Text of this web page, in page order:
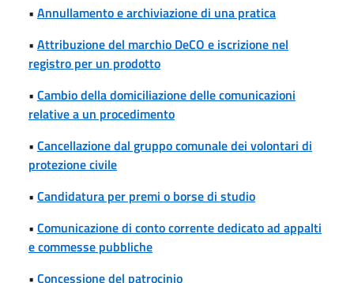
• Annullamento e archiviazione di una pratica
• Attribuzione del marchio DeCO e iscrizione nel
registro per un prodotto
• Cambio della domiciliazione delle comunicazioni
relative a un procedimento
• Cancellazione dal gruppo comunale dei volontari di
protezione civile
• Candidatura per premi o borse di studio
• Comunicazione di conto corrente dedicato ad appalti
e commesse pubbliche
• Concessione del patrocinio